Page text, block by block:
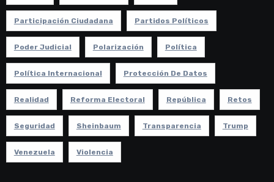
Participación Ciudadana Partidos Políticos
Poder Judicial Polarización Política
Política Internacional Protección De Datos
Realidad Reforma Electoral República Retos
Seguridad Sheinbaum Transparencia Trump
Venezuela Violencia